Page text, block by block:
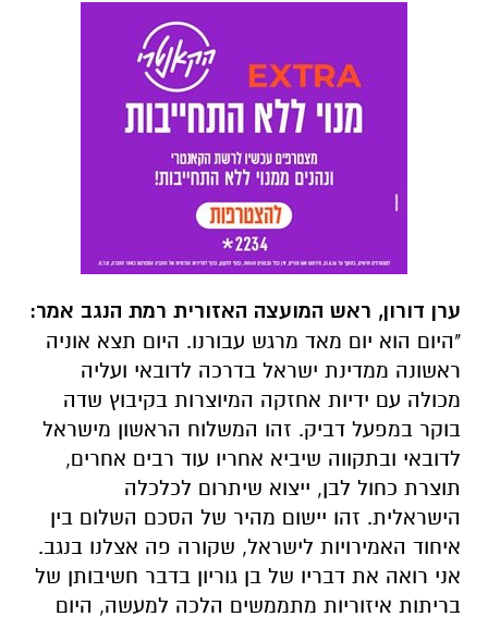
ערן דורון, ראש המועצה האזורית רמת הנגב אמר:
"היום הוא יום מאד מרגש עבורנו. היום תצא אוניה
ראשונה ממדינת ישראל בדרכה לדובאי ועליה
מכולה עם ידיות אחזקה המיוצרות בקיבוץ שדה
בוקר במפעל דביק. זהו המשלוח הראשון מישראל
לדובאי ובתקווה שיביא אחריו עוד רבים אחרים,
תוצרת כחול לבן, ייצוא שיתרום לכלכלה
הישראלית. זהו יישום מהיר של הסכם השלום בין
איחוד האמירויות לישראל, שקורה פה אצלנו בנגב.
אני רואה את דבריו של בן גוריון בדבר חשיבותן של
בריתות איזוריות מתממשים הלכה למעשה, היום